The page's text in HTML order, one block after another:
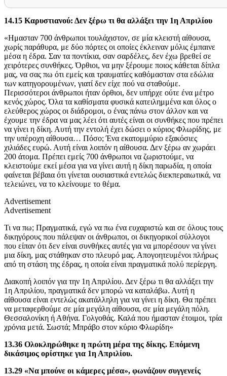
14.15 Καρυστιανού: Δεν ξέρω τι θα αλλάξει την 1η Απριλίου
«Ημασταν 700 άνθρωποι τουλάχιστον, σε μία κλειστή αίθουσα,
χωρίς παράθυρα, με δύο πόρτες οι οποίες έκλειναν μόλις έμπαινε
μέσα η έδρα. Σαν τα ποντίκια, σαν σαρδέλες, δεν έχω βρεθεί σε
χειρότερες συνθήκες. Όρθιοι, να μην ξέρουμε ποιος κάθεται δίπλα
μας, να σας πω ότι εμείς και τραυματίες καθόμασταν στα εδώλια
των κατηγορουμένων, γιατί δεν είχε πού να σταθούμε.
Περισσότεροι άνθρωποι ήταν όρθιοι, δεν υπήρχε ούτε ένα μέτρο
κενός χώρος. Όλα τα καθίσματα φυσικά κατειλημμένα και όλος ο
ελεύθερος χώρος οι διάδρομοι, ο ένας πάνω στον άλλον και να
έχουμε την έδρα να μας λέει ότι αυτές είναι οι συνθήκες που πρέπει
να γίνει η δίκη. Αυτή την εντολή έχει δώσει ο κύριος Φλωρίδης, με
την υπέροχη αίθουσα… Πόσο; Ένα εκατομμύριο εξακόσιες
χιλιάδες ευρώ. Αυτή είναι λοιπόν η αίθουσα. Δεν ξέρω αν χωράει
200 άτομα. Πρέπει εμείς 700 άνθρωποι να ζωριστούμε, να
κλειστούμε εκεί μέσα για να γίνει αυτή η δίκη παρωδία, η οποία
φαίνεται βέβαια ότι γίνεται ουσιαστικά εντελώς διεκπεραιωτικά, να
τελειώνει, να το κλείνουμε το θέμα.
Advertisement
Advertisement
Τι να πω; Πραγματικά, εγώ να πω ένα ευχαριστώ και σε όλους τους
δικηγόρους που πάλεψαν οι άνθρωποι, οι δικηγορικοί σύλλογοι
που είπαν ότι δεν είναι συνθήκες αυτές για να μπορέσουν να γίνει
μια δίκη, μας στάθηκαν στο πλευρό μας. Απογοητευμένοι πλήρως
από τη στάση της έδρας, η οποία είναι πραγματικά πολύ περίεργη.
Διακοπή λοιπόν για την 1η Απριλίου. Δεν ξέρω τι θα αλλάξει την
1η Απριλίου, πραγματικά δεν μπορώ να καταλάβω. Αυτή η
αίθουσα είναι εντελώς ακατάλληλη για να γίνει η δίκη. Θα πρέπει
να μεταφερθούμε σε μία μεγάλη αίθουσα, σε μία μεγάλη πόλη.
Θεσσαλονίκη ή Αθήνα. Γολγοθάς. Καλά που ήμασταν έτοιμοι, τρία
χρόνια μετά. Σωστά; Μπράβο στον κύριο Φλωρίδη»
13.36 Ολοκληρώθηκε η πρώτη μέρα της δίκης. Επόμενη
δικάσιμος ορίστηκε για 1η Απριλίου.
13.29 «Να μπούνε οι κάμερες μέσα», φωνάζουν συγγενείς